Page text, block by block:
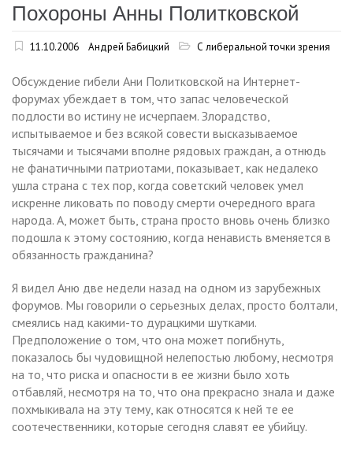
Похороны Анны Политковской
11.10.2006 Андрей Бабицкий С либеральной точки зрения
Обсуждение гибели Ани Политковской на Интернет-
форумах убеждает в том, что запас человеческой
подлости во истину не исчерпаем. Злорадство,
испытываемое и без всякой совести высказываемое
тысячами и тысячами вполне рядовых граждан, а отнюдь
не фанатичными патриотами, показывает, как недалеко
ушла страна с тех пор, когда советский человек умел
искренне ликовать по поводу смерти очередного врага
народа. А, может быть, страна просто вновь очень близко
подошла к этому состоянию, когда ненависть вменяется в
обязанность гражданина?
Я видел Аню две недели назад на одном из зарубежных
форумов. Мы говорили о серьезных делах, просто болтали,
смеялись над какими-то дурацкими шутками.
Предположение о том, что она может погибнуть,
показалось бы чудовищной нелепостью любому, несмотря
на то, что риска и опасности в ее жизни было хоть
отбавляй, несмотря на то, что она прекрасно знала и даже
похмыкивала на эту тему, как относятся к ней те ее
соотечественники, которые сегодня славят ее убийцу.